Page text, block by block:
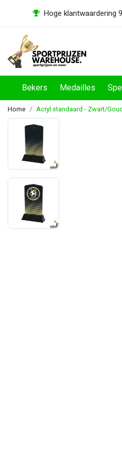
Hoge klantwaardering
Bekers Medailles
Home Acryl standaard - Zwart/